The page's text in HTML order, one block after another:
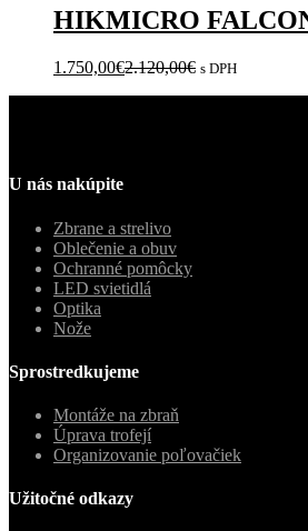
HIKMICRO
1.750,00€2.120,00€ s DPH
U nás nakúpite
Zbrane a strelivo
Oblečenie a obuv
Ochranné pomôcky
LED svietidlá
Optika
Nože
Sprostredkujeme
Montáže na zbraň
Úprava trofejí
Organizovanie poľovačiek
Užitočné odkazy